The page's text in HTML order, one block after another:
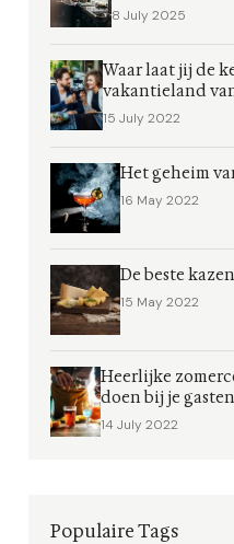
8 July 2025
Waar laat jij de
vakantieland
15 July 2022
Het geheim
16 May 2022
De beste
15 May 2022
Heerlijke
doen bij je
14 July 2022
Populaire Tags